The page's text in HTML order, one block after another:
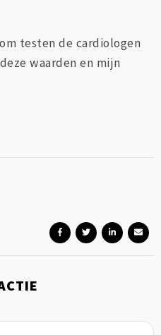
testen de cardiologen
waarden en mijn